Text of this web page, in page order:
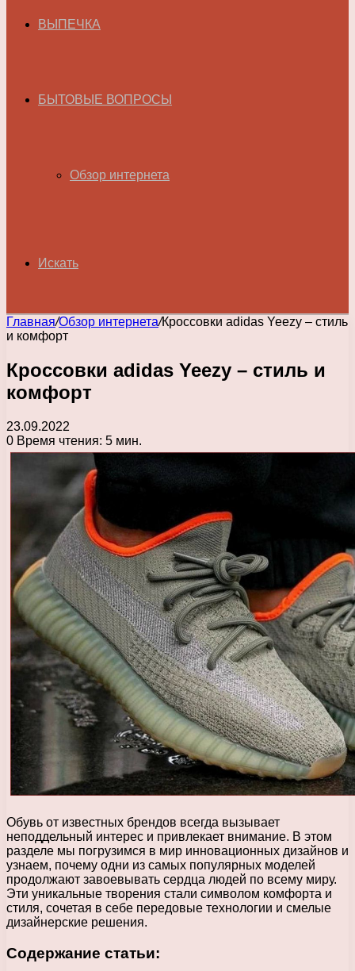
ВЫПЕЧКА
БЫТОВЫЕ ВОПРОСЫ
Обзор интернета
Искать
Главная/Обзор интернета/Кроссовки adidas Yeezy – стиль
и комфорт
Кроссовки adidas Yeezy – стиль и
комфорт
23.09.2022
0 Время чтения: 5 мин.
Обувь от известных брендов всегда вызывает
неподдельный интерес и привлекает внимание. В этом
разделе мы погрузимся в мир инновационных дизайнов и
узнаем, почему одни из самых популярных моделей
продолжают завоевывать сердца людей по всему миру.
Эти уникальные творения стали символом комфорта и
стиля, сочетая в себе передовые технологии и смелые
дизайнерские решения.
Содержание статьи: